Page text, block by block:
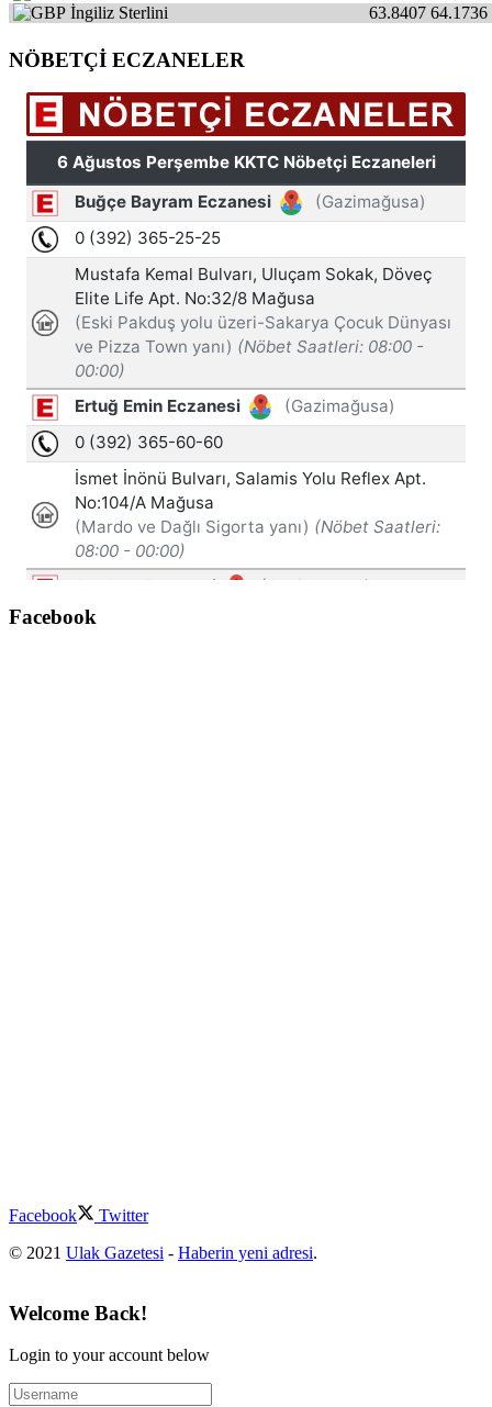
İngiliz Sterlini
64.1736
63.8407
NÖBETÇİ ECZANELER
Facebook
Facebook
Twitter
© 2021 Ulak Gazetesi - Haberin yeni adresi.
Welcome Back!
Login to your account below